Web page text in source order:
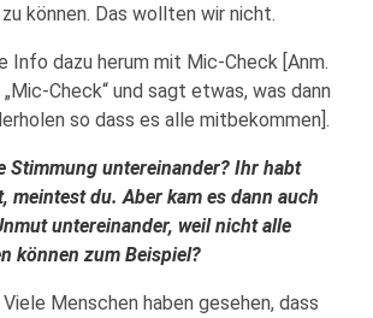
können. Das wollten wir nicht.
Info dazu herum mit Mic-Check [Anm.
Check“ und sagt etwas, was dann
so dass es alle mitbekommen].
Stimmung untereinander? Ihr habt
meintest du. Aber kam es dann auch
untereinander, weil nicht alle
können zum Beispiel?
Menschen haben gesehen, dass